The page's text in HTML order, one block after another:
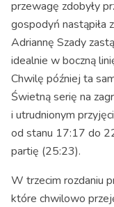
przewagę zdobyły
gospodyń nastąpiła
Adriannę Szady
idealnie w boczną
Chwilę później ta
Świetną serię na
i utrudnionym
od stanu 17:17 do
partię (25:23).
W trzecim rozdaniu
które chwilowo